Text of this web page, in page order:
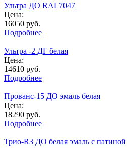
Ультра ДО RAL7047
Цена:
16050 руб.
Подробнее
Ультра -2 ДГ белая
Цена:
14610 руб.
Подробнее
Прованс-15 ДО эмаль белая
Цена:
18290 руб.
Подробнее
Трио-R3 ДО белая эмаль с патиной